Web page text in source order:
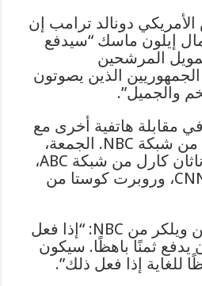
دونالد ترامب إن
إيلون ماسك “سيدفع
تمويل المرشحين
الذين يصوتون
والجميل”.
مقابلة هاتفية أخرى مع
الصحافة – هذه المرة من شبكة NBC. الجمعة،
تحدث ترامب إلى جوناثان كارل من شبكة ABC،
ودانا باش من شبكة CNN، وروبرت كوستا من
وقال ترامب لكريستين ويلكر من NBC: “إذا فعل
ثمنًا باهظًا. سيكون
للغاية إذا فعل ذلك”.